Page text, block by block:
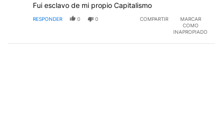
Fui esclavo de mi propio Capitalismo
RESPONDER 0 0 COMPARTIR
MARCAR
COMO
INAPROPIADO